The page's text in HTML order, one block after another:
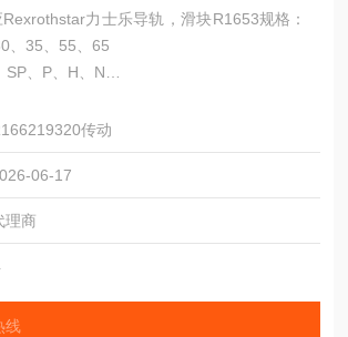
力士乐导轨，滑块R1653规格：
、35、55、65
SP、P、H、N
传动
06-17
理商
线